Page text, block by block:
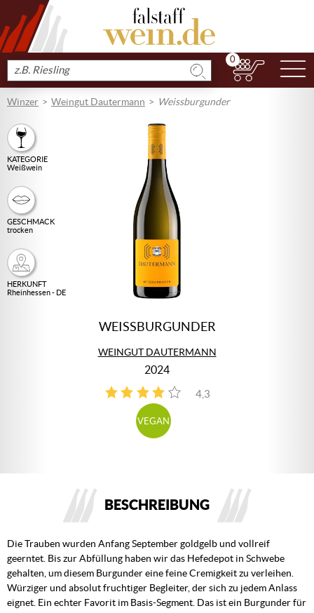
Produkt
suchen
0
Winzer Weingut Dautermann Weissburgunder
KATEGORIE
Weißwein
GESCHMACK
trocken
HERKUNFT
Rheinhessen - DE
WEISSBURGUNDER
WEINGUT DAUTERMANN
2024
4,3
4
VEGAN
BESCHREIBUNG
Die Trauben wurden Anfang September goldgelb und vollreif
geerntet. Bis zur Abfüllung haben wir das Hefedepot in Schwebe
gehalten, um diesem Burgunder eine feine Cremigkeit zu verleihen.
Würziger und absolut fruchtiger Begleiter, der sich zu jedem Anlass
eignet. Ein echter Favorit im Basis-Segment. Das ist ein Burgunder für